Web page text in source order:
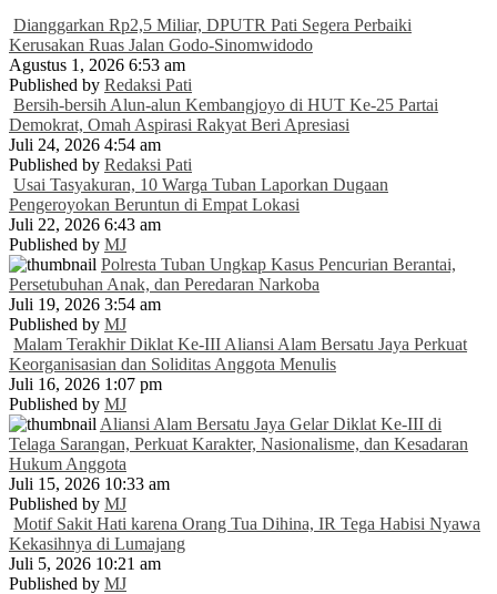
Dianggarkan Rp2,5 Miliar, DPUTR Pati Segera Perbaiki
Kerusakan Ruas Jalan Godo-Sinomwidodo
Agustus 1, 2026 6:53 am
Published by Redaksi Pati
Bersih-bersih Alun-alun Kembangjoyo di HUT Ke-25 Partai
Demokrat, Omah Aspirasi Rakyat Beri Apresiasi
Juli 24, 2026 4:54 am
Published by Redaksi Pati
Usai Tasyakuran, 10 Warga Tuban Laporkan Dugaan
Pengeroyokan Beruntun di Empat Lokasi
Juli 22, 2026 6:43 am
Published by MJ
Polresta Tuban Ungkap Kasus Pencurian Berantai,
Persetubuhan Anak, dan Peredaran Narkoba
Juli 19, 2026 3:54 am
Published by MJ
Malam Terakhir Diklat Ke-III Aliansi Alam Bersatu Jaya Perkuat
Keorganisasian dan Soliditas Anggota Menulis
Juli 16, 2026 1:07 pm
Published by MJ
Aliansi Alam Bersatu Jaya Gelar Diklat Ke-III di
Telaga Sarangan, Perkuat Karakter, Nasionalisme, dan Kesadaran
Hukum Anggota
Juli 15, 2026 10:33 am
Published by MJ
Motif Sakit Hati karena Orang Tua Dihina, IR Tega Habisi Nyawa
Kekasihnya di Lumajang
Juli 5, 2026 10:21 am
Published by MJ